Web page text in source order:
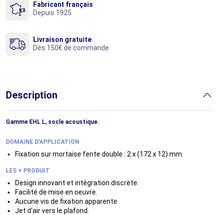
Fabricant français
Depuis 1925
Livraison gratuite
Dès 150€ de commande
Description
Gamme EHL L, socle acoustique.
DOMAINE D'APPLICATION
Fixation sur mortaise fente double : 2 x (172 x 12) mm.
LES + PRODUIT
Design innovant et intégration discrète.
Facilité de mise en oeuvre.
Aucune vis de fixation apparente.
Jet d'air vers le plafond.